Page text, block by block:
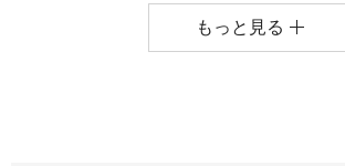
もっと見る